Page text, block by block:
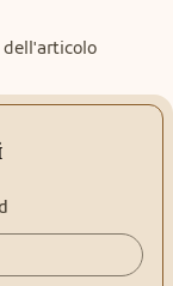
dell'articolo